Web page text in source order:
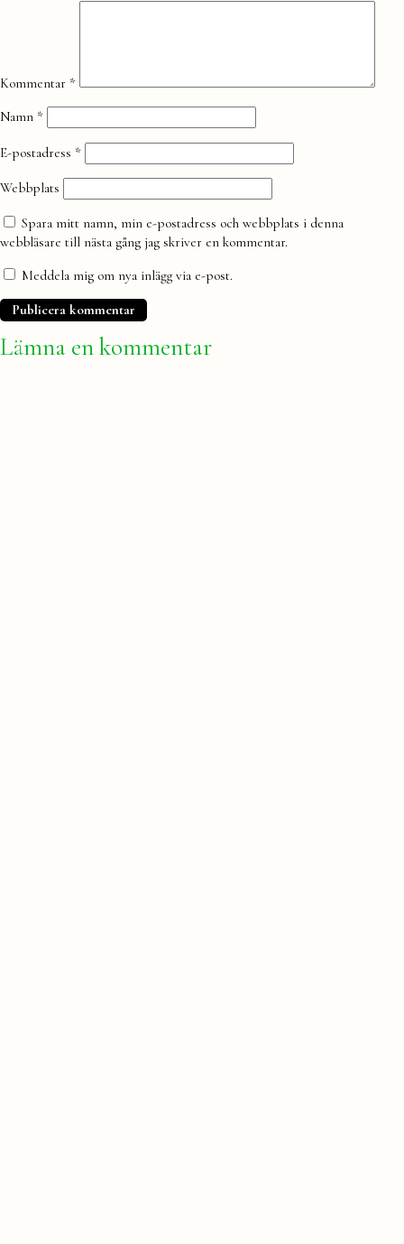
Kommentar *
Namn *
E-postadress *
Webbplats
Spara mitt namn, min e-postadress och webbplats i denna
webbläsare till nästa gång jag skriver en kommentar.
Meddela mig om nya inlägg via e-post.
Lämna en kommentar